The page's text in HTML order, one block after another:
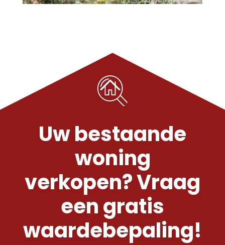
Uw bestaande
woning
verkopen? Vraag
een gratis
waardebepaling!